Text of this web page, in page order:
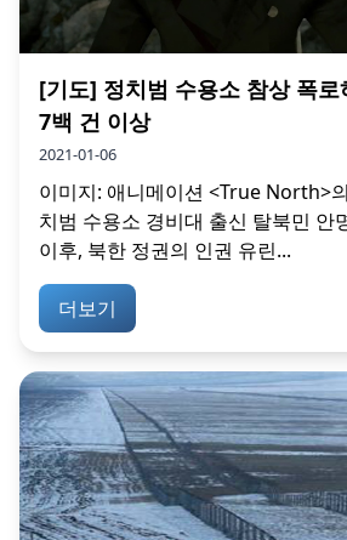
[기도] 정치범 수용소 참상 폭로
7백 건 이상
2021-01-06
이미지: 애니메이션 <True North>
치범 수용소 경비대 출신 탈북민 안
이후, 북한 정권의 인권 유린...
더보기